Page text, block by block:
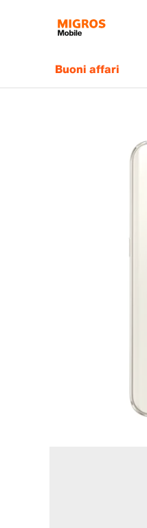
Buoni affari